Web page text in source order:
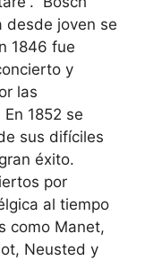
desde joven se
1846 fue
y
las
1852 se
sus difíciles
éxito.
por
al tiempo
como Manet,
Neusted y